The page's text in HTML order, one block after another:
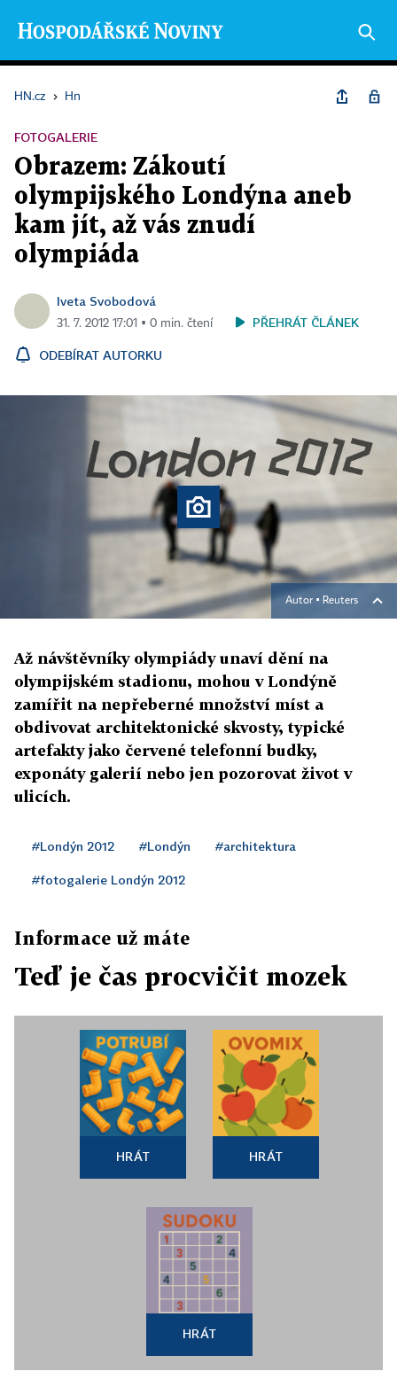
HN.cz › Hn
FOTOGALERIE
Obrazem: Zákoutí
olympijského Londýna aneb
kam jít, až vás znudí
olympiáda
Iveta Svobodová
31. 7. 2012 17:01 ▪ 0 min. čtení PŘEHRÁT ČLÁNEK
ODEBÍRAT AUTORKU
Autor ▪ Reuters
Až návštěvníky olympiády unaví dění na
olympijském stadionu, mohou v Londýně
zamířit na nepřeberné množství míst a
obdivovat architektonické skvosty, typické
artefakty jako červené telefonní budky,
exponáty galerií nebo jen pozorovat život v
ulicích.
#Londýn 2012 #Londýn #architektura
#fotogalerie Londýn 2012
Informace už máte
Teď je čas procvičit mozek
HRÁT HRÁT
HRÁT